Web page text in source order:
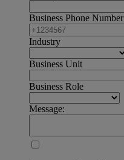
Business Phone Number
Industry
Business Unit
Business Role
Message: